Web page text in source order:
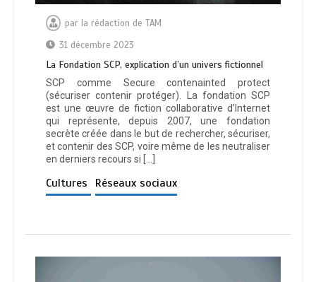
par la rédaction de TAM
31 décembre 2023
La Fondation SCP, explication d’un univers fictionnel
SCP comme Secure contenainted protect
(sécuriser contenir protéger). La fondation SCP
est une œuvre de fiction collaborative d’Internet
qui représente, depuis 2007, une fondation
secrète créée dans le but de rechercher, sécuriser,
et contenir des SCP, voire même de les neutraliser
en derniers recours si […]
Cultures Réseaux sociaux